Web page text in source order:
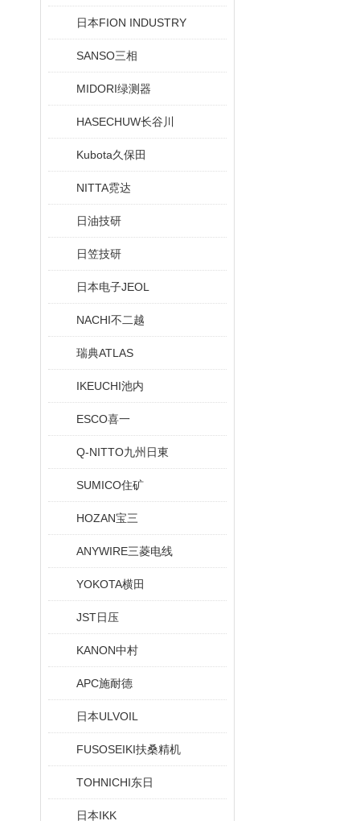
日本FION INDUSTRY
SANSO三相
MIDORI绿测器
HASECHUW长谷川
Kubota久保田
NITTA霓达
日油技研
日笠技研
日本电子JEOL
NACHI不二越
瑞典ATLAS
IKEUCHI池内
ESCO喜一
Q-NITTO九州日東
SUMICO住矿
HOZAN宝三
ANYWIRE三菱电线
YOKOTA横田
JST日压
KANON中村
APC施耐德
日本ULVOIL
FUSOSEIKI扶桑精机
TOHNICHI东日
日本IKK